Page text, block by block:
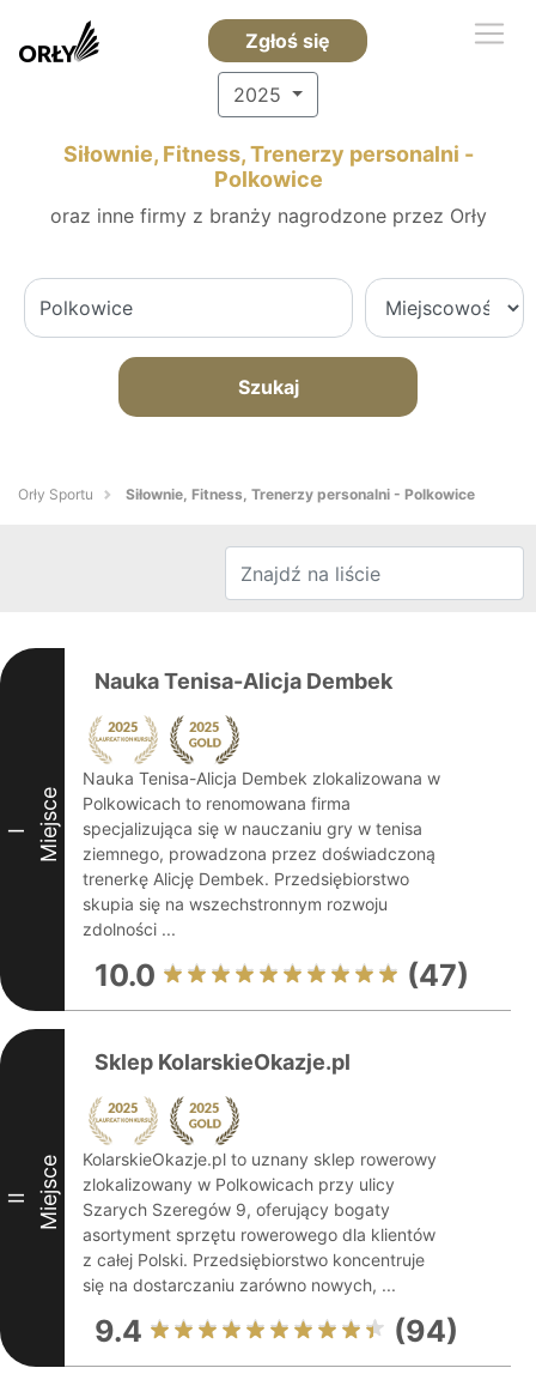
Zgłoś się
2025
Siłownie, Fitness, Trenerzy personalni -
Polkowice
oraz inne firmy z branży nagrodzone przez Orły
Szukaj
Orły Sportu Siłownie, Fitness, Trenerzy personalni - Polkowice
I Miejsce
Nauka Tenisa-Alicja Dembek
Nauka Tenisa-Alicja Dembek zlokalizowana w
Polkowicach to renomowana firma
specjalizująca się w nauczaniu gry w tenisa
ziemnego, prowadzona przez doświadczoną
trenerkę Alicję Dembek. Przedsiębiorstwo
skupia się na wszechstronnym rozwoju
zdolności ...
10.0 (47)
II Miejsce
Sklep KolarskieOkazje.pl
KolarskieOkazje.pl to uznany sklep rowerowy
zlokalizowany w Polkowicach przy ulicy
Szarych Szeregów 9, oferujący bogaty
asortyment sprzętu rowerowego dla klientów
z całej Polski. Przedsiębiorstwo koncentruje
się na dostarczaniu zarówno nowych, ...
9.4 (94)